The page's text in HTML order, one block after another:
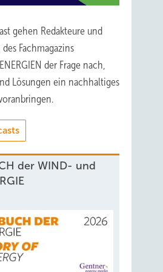
gehen Redakteure und
Fachmagazins
der Frage nach,
Lösungen ein nachhaltiges
der WIND- und